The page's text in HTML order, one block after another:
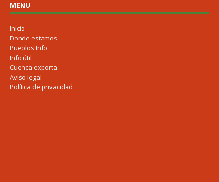
MENU
Inicio
Donde estamos
Pueblos Info
Info útil
Cuenca exporta
Aviso legal
Política de privacidad